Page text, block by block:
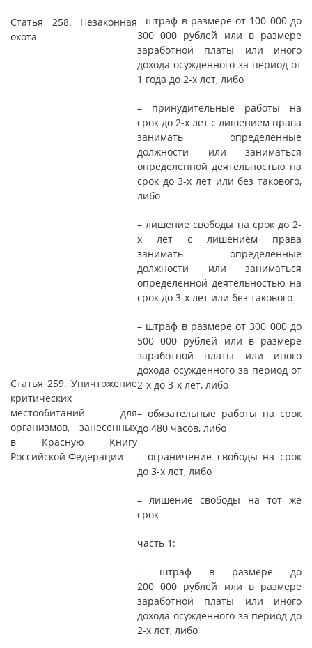
Статья 258. Незаконная
охота
– штраф в размере от 100 000 до
300 000 рублей или в размере
заработной платы или иного
дохода осужденного за период от
1 года до 2-х лет, либо
– принудительные работы на
срок до 2-х лет с лишением права
занимать определенные
должности или заниматься
определенной деятельностью на
срок до 3-х лет или без такового,
либо
– лишение свободы на срок до 2-
х лет с лишением права
занимать определенные
должности или заниматься
определенной деятельностью на
срок до 3-х лет или без такового
Статья 259. Уничтожение
критических
местообитаний для
организмов, занесенных
в Красную Книгу
Российской Федерации
– штраф в размере от 300 000 до
500 000 рублей или в размере
заработной платы или иного
дохода осужденного за период от
2-х до 3-х лет, либо
– обязательные работы на срок
до 480 часов, либо
– ограничение свободы на срок
до 3-х лет, либо
– лишение свободы на тот же
срок
часть 1:
– штраф в размере до
200 000 рублей или в размере
заработной платы или иного
дохода осужденного за период до
2-х лет, либо